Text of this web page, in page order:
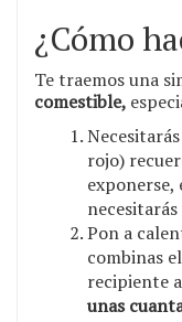
¿Cómo
Te traemos una
comestible,
Necesitarás
rojo)
exponerse,
Pon a
combinas el
recipiente
unas